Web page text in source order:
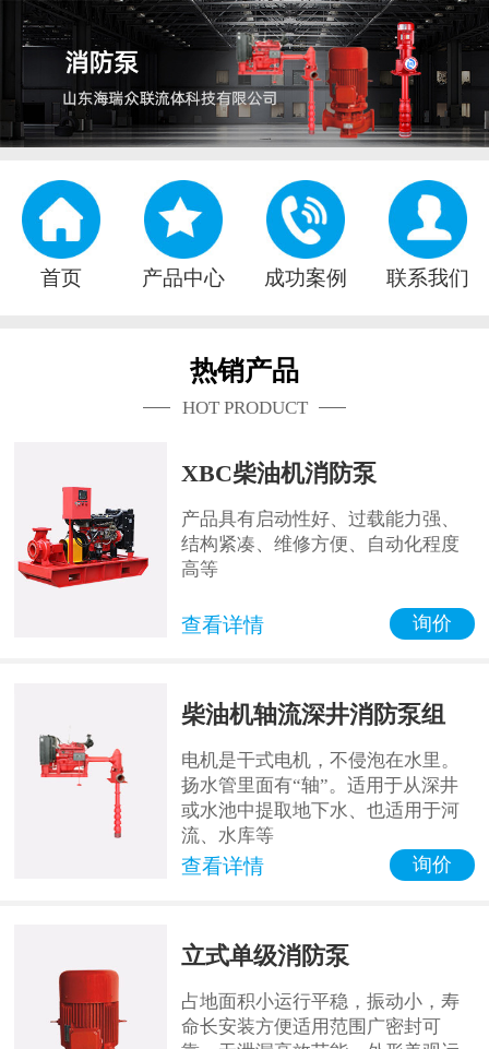
首页 产品中心 成功案例 联系我们
热销产品
HOT PRODUCT
XBC柴油机消防泵
产品具有启动性好、过载能力强、
结构紧凑、维修方便、自动化程度
高等
查看详情 询价
柴油机轴流深井消防泵组
电机是干式电机，不侵泡在水里。
扬水管里面有“轴”。适用于从深井
或水池中提取地下水、也适用于河
流、水库等
查看详情 询价
立式单级消防泵
占地面积小运行平稳，振动小，寿
命长安装方便适用范围广密封可